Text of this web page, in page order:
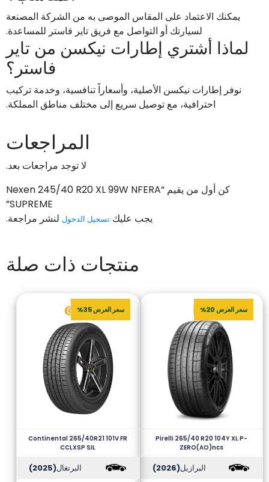
يمكنك الاعتماد على المقاس الموصى به من الشركة المصنعة
لسيارتك أو التواصل مع فريق تاير فاستر للمساعدة.
لماذا أشتري إطارات نيكسن من تاير
فاستر؟
نوفر إطارات نيكسن الأصلية، وأسعاراً تنافسية، وخدمة تركيب
احترافية، مع توصيل سريع إلى مختلف مناطق المملكة.
المراجعات
لا توجد مراجعات بعد.
كن أول من يقيم “Nexen 245/40 R20 XL 99W NFERA
SUPREME”
يجب عليك تسجيل الدخول لنشر مراجعة.
منتجات ذات صلة
سعر العرض 20%
Pirelli 265/40 R20 104Y XL P-
ZERO(AO)ncs
البرازيل(2026)
سعر العرض 35%
Continental 265/40R21 101V FR
CCLXSP SIL
البرتغال(2025)